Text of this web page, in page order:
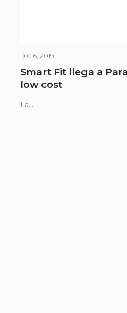
DIC 6, 2019
Smart Fit llega a
low cost
La...